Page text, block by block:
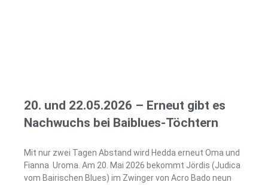
20. und 22.05.2026 – Erneut gibt es
Nachwuchs bei Baiblues-Töchtern
Mit nur zwei Tagen Abstand wird Hedda erneut Oma und
Fianna Uroma. Am 20. Mai 2026 bekommt Jördis (Judica
vom Bairischen Blues) im Zwinger von Acro Bado neun